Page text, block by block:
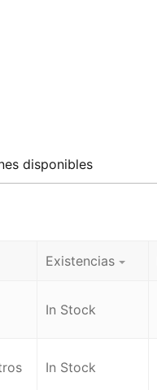
disponibles
Existencias
In Stock
In Stock